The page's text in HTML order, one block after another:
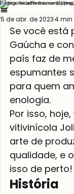
Página inicialRestaurantes
5 de abr. de 20234 min
Se você está
Gaúcha e
país faz de
espumantes
para quem
enologia.
Por isso,
vitivinícola
arte de
qualidade, e
isso de perto!
História